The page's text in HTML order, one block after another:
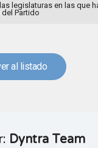
legislaturas en las que
Partido
al listado
Dyntra Team